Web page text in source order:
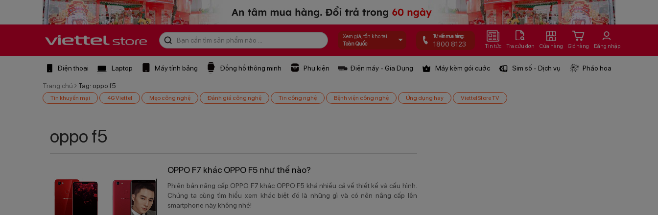
Xem giá, tồn kho tại:
Toàn Quốc
Tư vấn mua hàng:
1800 8123 Tin tức Tra cứu đơn Cửa hàng Giỏ hàng Đăng nhập
Điện thoại Laptop Máy tính bảng Đồng hồ thông minh Phụ kiện Điện máy - Gia Dụng Máy kèm gói cước Sim số - Dịch vụ Pháo hoa
Trang chủ Tag: oppo f5
Tin khuyến mại 4G Viettel Mẹo công nghệ Đánh giá công nghệ Tin công nghệ Bệnh viện công nghệ Ứng dụng hay ViettelStore TV
oppo f5
OPPO F7 khác OPPO F5 như thế nào?
Phiên bản nâng cấp OPPO F7 khác OPPO F5 khá nhiều cả về thiết kế và cấu hình.
Chúng ta cùng tìm hiểu xem khác biệt đó là những gì và có nên nâng cấp lên
smartphone này không nhé!